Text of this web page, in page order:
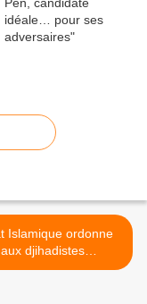
Islamique ordonne
aux djihadistes
au cyanure